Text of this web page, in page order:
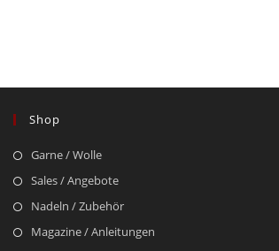
Shop
Garne / Wolle
Sales / Angebote
Nadeln / Zubehör
Magazine / Anleitungen